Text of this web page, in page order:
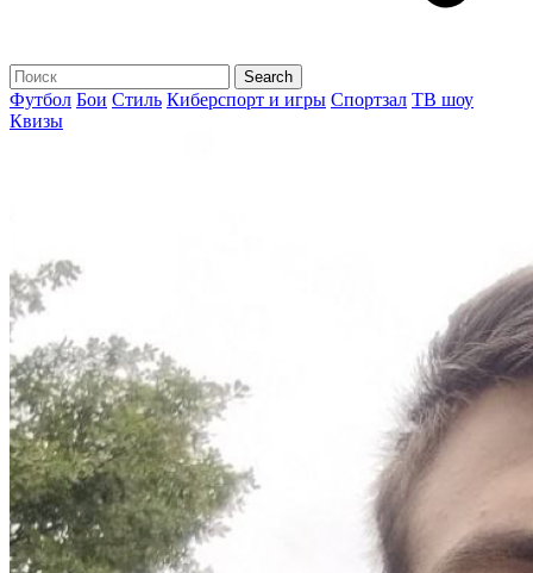
Футбол Бои Стиль Киберспорт и игры Спортзал ТВ шоу
Квизы